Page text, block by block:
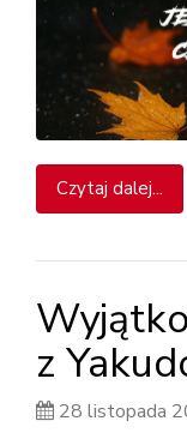
Czytaj dalej...
z
28 listopada